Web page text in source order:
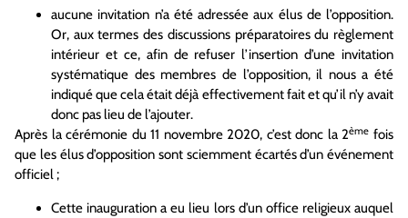
aucune invitation n’a été adressée aux élus de l’opposition.
Or, aux termes des discussions préparatoires du règlement
intérieur et ce, afin de refuser l’insertion d’une invitation
systématique des membres de l’opposition, il nous a été
indiqué que cela était déjà effectivement fait et qu’il n’y avait
donc pas lieu de l’ajouter.
Après la cérémonie du 11 novembre 2020, c’est donc la 2ème fois
que les élus d’opposition sont sciemment écartés d’un événement
officiel ;
Cette inauguration a eu lieu lors d’un office religieux auquel